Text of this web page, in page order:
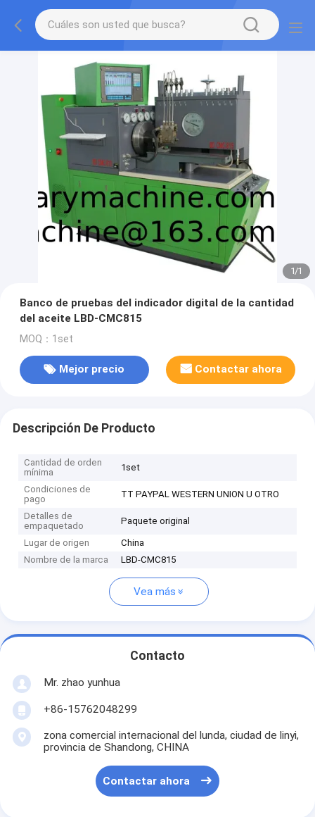
1/1
Banco de pruebas del indicador digital de la cantidad
del aceite LBD-CMC815
MOQ：1set
Mejor precio Contactar ahora
Descripción De Producto
Cantidad de orden
mínima
1set
Condiciones de
pago
TT PAYPAL WESTERN UNION U OTRO
Detalles de
empaquetado
Paquete original
Lugar de origen
China
Nombre de la marca
LBD-CMC815
Vea más
Contacto
Mr. zhao yunhua
+86-15762048299
zona comercial internacional del lunda, ciudad de linyi,
provincia de Shandong, CHINA
Contactar ahora